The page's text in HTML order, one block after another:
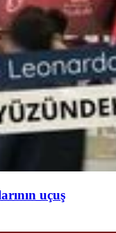
uçuş